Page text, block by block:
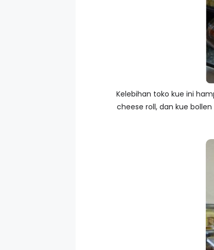
Kelebihan toko kue ini
cheese roll, dan kue